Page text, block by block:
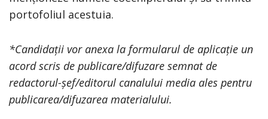
portofoliul acestuia.
*Candidații vor anexa la formularul de aplicație un
acord scris de publicare/difuzare semnat de
redactorul-șef/editorul canalului media ales pentru
publicarea/difuzarea materialului.